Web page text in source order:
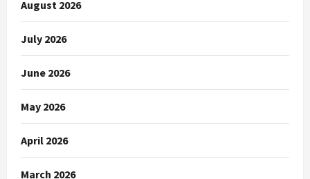
August 2026
July 2026
June 2026
May 2026
April 2026
March 2026